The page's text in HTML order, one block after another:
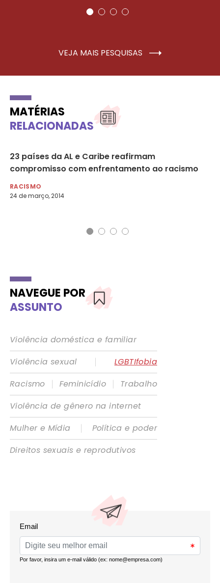
VEJA MAIS PESQUISAS
MATÉRIAS
RELACIONADAS
23 países da AL e Caribe reafirmam
compromisso com enfrentamento ao racismo
RACISMO
24 de março, 2014
NAVEGUE POR
ASSUNTO
Violência doméstica e familiar
Violência sexual
|
LGBTIfobia
Racismo
| Feminicídio |
Trabalho
Violência de gênero na internet
Mulher e Mídia
|
Política e poder
Direitos sexuais e reprodutivos